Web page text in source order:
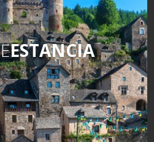
ESTANCIA